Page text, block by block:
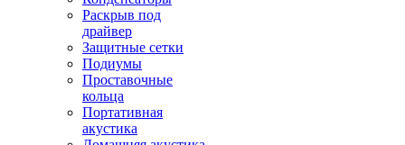
Раскрыв под
драйвер
Защитные сетки
Подиумы
Проставочные
кольца
Портативная
акустика